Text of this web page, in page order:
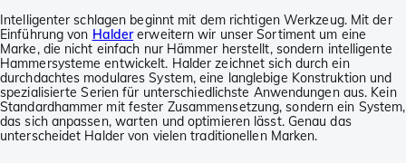
Intelligenter schlagen beginnt mit dem richtigen Werkzeug. Mit der
Einführung von Haldererweitern wir unser Sortiment um eine
Marke, die nicht einfach nur Hämmer herstellt, sondern intelligente
Hammersysteme entwickelt. Halder zeichnet sich durch ein
durchdachtes modulares System, eine langlebige Konstruktion und
spezialisierte Serien für unterschiedlichste Anwendungen aus. Kein
Standardhammer mit fester Zusammensetzung, sondern ein System,
das sich anpassen, warten und optimieren lässt. Genau das
unterscheidet Halder von vielen traditionellen Marken.